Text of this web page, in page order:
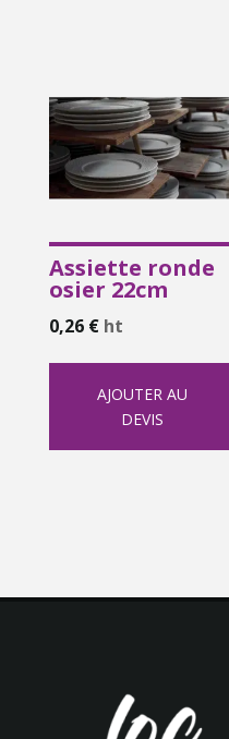
Assiette ronde
osier 22cm
0,26 € ht
AJOUTER AU
DEVIS